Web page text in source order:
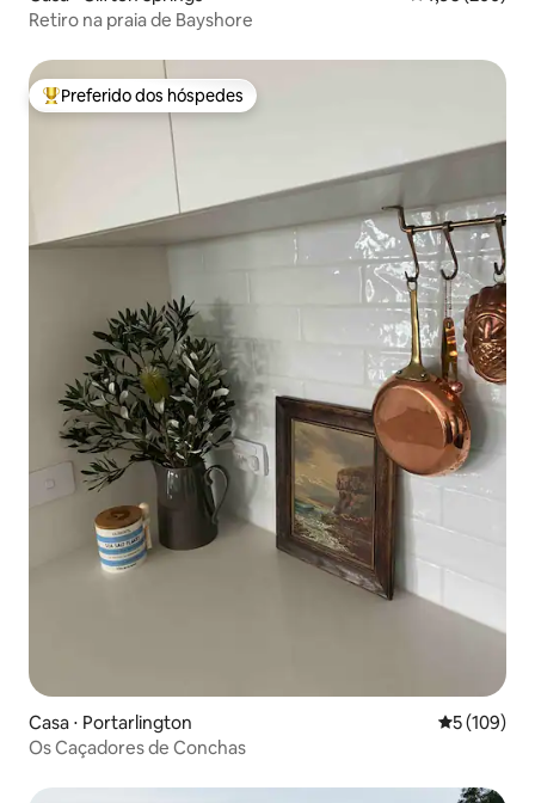
Retiro na praia de Bayshore
Entre os melhores preferidos dos hóspedes
Preferido dos hóspedes
Casa ⋅ Portarlington 5 de uma
5 (109)
Os Caçadores de Conchas